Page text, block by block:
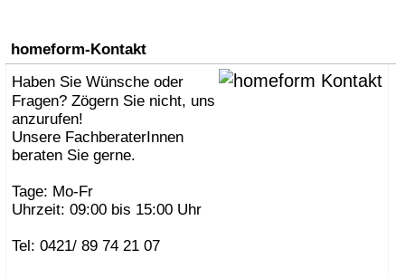
homeform-Kontakt
Haben Sie Wünsche oder
Fragen? Zögern Sie nicht, uns
anzurufen!
Unsere FachberaterInnen
beraten Sie gerne.
Tage: Mo-Fr
Uhrzeit: 09:00 bis 15:00 Uhr
Tel: 0421/ 89 74 21 07